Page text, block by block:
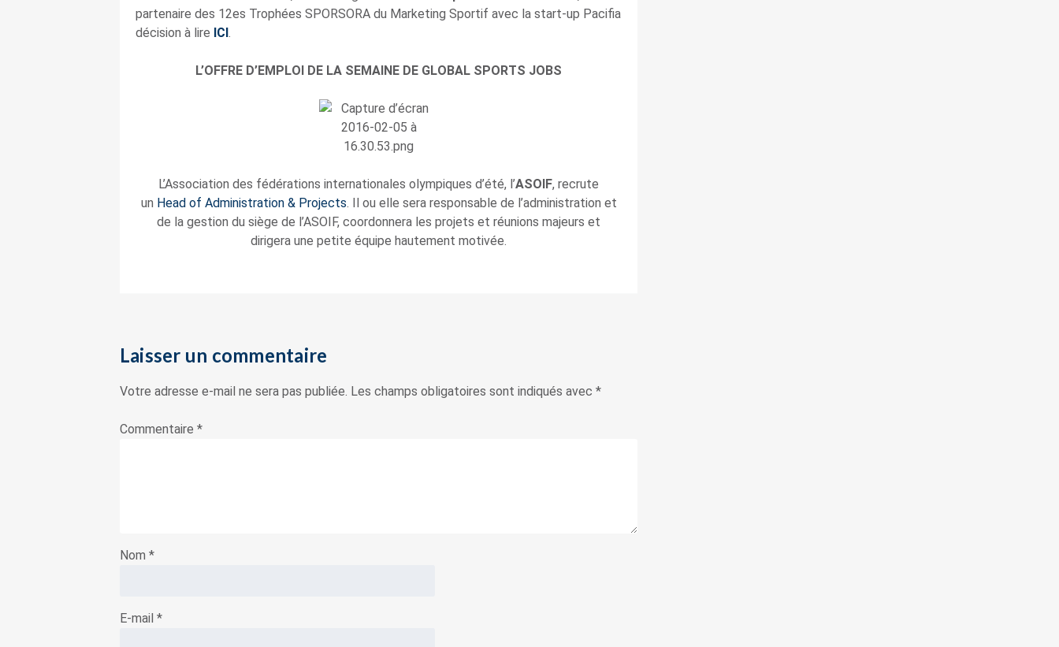
partenaire des 12es Trophées SPORSORA du Marketing Sportif avec la start-up Pacifia
décision à lire ICI.
L’OFFRE D’EMPLOI DE LA SEMAINE DE GLOBAL SPORTS JOBS
L’Association des fédérations internationales olympiques d’été, l’ASOIF, recrute
un Head of Administration & Projects. Il ou elle sera responsable de l’administration et
de la gestion du siège de l’ASOIF, coordonnera les projets et réunions majeurs et
dirigera une petite équipe hautement motivée.
Laisser un commentaire
Votre adresse e-mail ne sera pas publiée. Les champs obligatoires sont indiqués avec *
Commentaire *
Nom *
E-mail *